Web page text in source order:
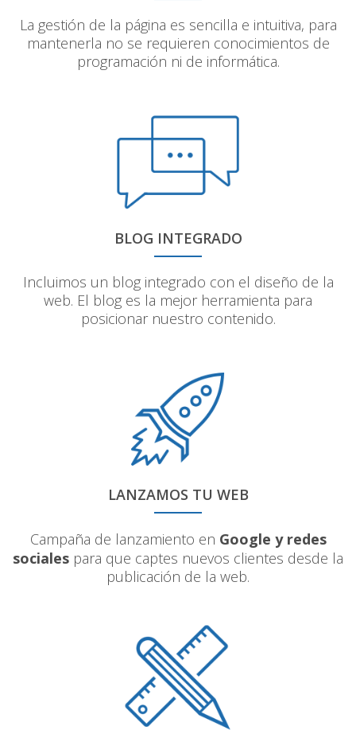
La gestión de la página es sencilla e intuitiva, para
mantenerla no se requieren conocimientos de
programación ni de informática.
BLOG INTEGRADO
Incluimos un blog integrado con el diseño de la
web. El blog es la mejor herramienta para
posicionar nuestro contenido.
LANZAMOS TU WEB
Campaña de lanzamiento en Google y redes
sociales para que captes nuevos clientes desde la
publicación de la web.